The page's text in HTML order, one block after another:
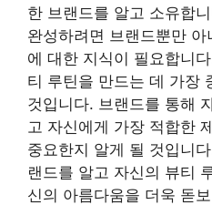
한 브랜드를 알고 소유합
완성하려면 브랜드뿐만
에 대한 지식이 필요합니
티 루틴을 만드는 데 가장
것입니다. 브랜드를 통해
고 자신에게 가장 적합한
중요한지 알게 될 것입니
랜드를 알고 자신의 뷰티
신의 아름다움을 더욱 돋